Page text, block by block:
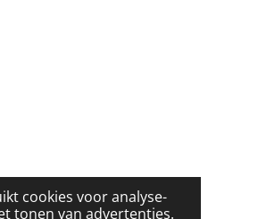
cookies voor analyse-
tonen van advertenties.